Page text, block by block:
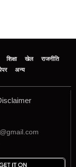
शिक्षा खेल
राजनीति
अन्य